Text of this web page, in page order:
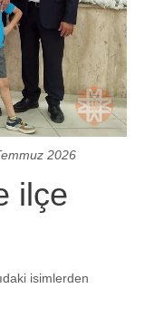
2026
ilçe
isimlerden